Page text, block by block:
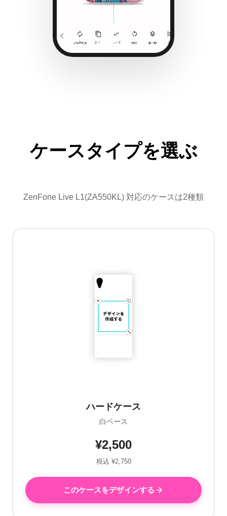
ケースタイプを選ぶ
ZenFone Live L1(ZA550KL) 対応のケースは2種類
ハードケース
白ベース
¥2,500
税込 ¥2,750
このケースをデザインする